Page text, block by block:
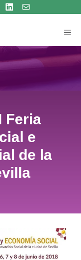
Síguenos en Linkedincontacto
Feria
e
de la